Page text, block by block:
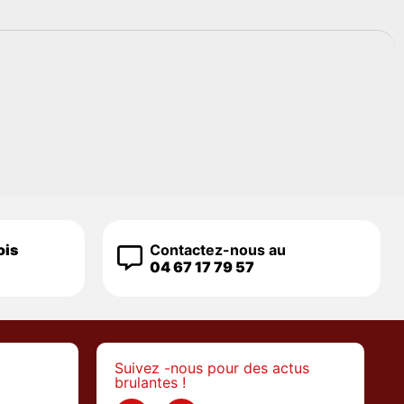
Contactez-nous au
04 67 17 79 57
Suivez -nous pour des actus
brulantes !